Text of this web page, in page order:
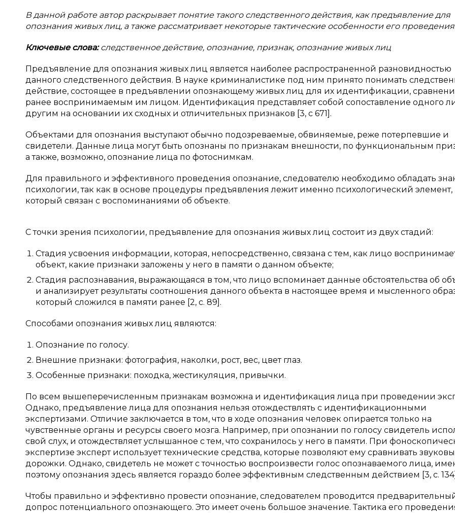
В данной работе автор раскрывает понятие такого следственного действия, как предъявление для
опознания живых лиц, а также рассматривает некоторые тактические особенности его
Ключевые слова:следственное действие, опознание, признак, опознание живых лиц
Предъявление для опознания живых лиц является наиболее распространенной разновидностью
данного следственного действия. В науке криминалистике под ним принято понимать
действие, состоящее в предъявлении опознающему живых лиц для их идентификации,
ранее воспринимаемым им лицом. Идентификация представляет собой сопоставление одного
другим на основании их сходных и отличительных признаков [3, с 671].
Объектами для опознания выступают обычно подозреваемые, обвиняемые, реже потерпевшие и
свидетели. Данные лица могут быть опознаны по признакам внешности, по функциональным
а также, возможно, опознание лица по фотоснимкам.
Для правильного и эффективного проведения опознание, следователю необходимо обладать
психологии, так как в основе процедуры предъявления лежит именно психологический элемент,
который связан с воспоминаниями об объекте.
С точки зрения психологии, предъявление для опознания живых лиц состоит из двух стадий:
Стадия усвоения информации, которая, непосредственно, связана с тем, как лицо
объект, какие признаки заложены у него в памяти о данном объекте;
Стадия распознавания, выражающаяся в том, что лицо вспоминает данные обстоятельства об
и анализирует результаты соотношения данного объекта в настоящее время и мысленного
который сложился в памяти ранее [2, с. 89].
Способами опознания живых лиц являются:
Опознание по голосу.
Внешние признаки: фотография, наколки, рост, вес, цвет глаз.
Особенные признаки: походка, жестикуляция, привычки.
По всем вышеперечисленным признакам возможна и идентификация лица при проведении
Однако, предъявление лица для опознания нельзя отождествлять с идентификационными
экспертизами. Отличие заключается в том, что в ходе опознания человек опирается только на
чувственные органы и ресурсы своего мозга. Например, при опознании по голосу свидетель
свой слух, и отождествляет услышанное с тем, что сохранилось у него в памяти. При
экспертизе эксперт использует технические средства, которые позволяют ему сравнивать
дорожки. Однако, свидетель не может с точностью воспроизвести голос опознаваемого лица,
поэтому опознания здесь является гораздо более эффективным следственным действием [3, с.
Чтобы правильно и эффективно провести опознание, следователем проводится
допрос потенциального опознающего. Это имеет очень большое значение. Тактика его